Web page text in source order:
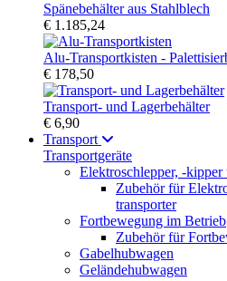
Spänebehälter aus Stahlblech
€ 1.185,24
Alu-Transportkisten -
€ 178,50
Transport- und Lagerbehälter
€ 6,90
Transport
Transportgeräte
Elektroschlepper, -kipper
Zubehör für
transporter
Fortbewegung im Betrieb
Zubehör für
Gabelhubwagen
Geländehubwagen